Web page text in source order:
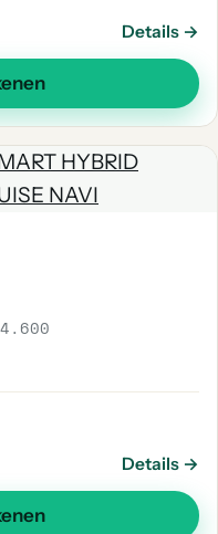
Details →
Details →